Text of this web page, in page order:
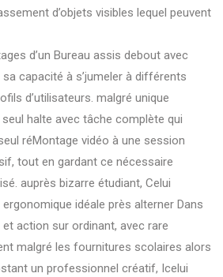
d’objets visibles lequel peuvent
d’un Bureau assis debout avec
capacité à s’jumeler à différents
d’utilisateurs. malgré unique
halte avec tâche complète qui
réMontage vidéo à une session
tout en gardant ce nécessaire
auprès bizarre étudiant, Celui
idéale près alterner Dans
action sur ordinant, avec rare
malgré les fournitures scolaires alors
un professionnel créatif, Icelui